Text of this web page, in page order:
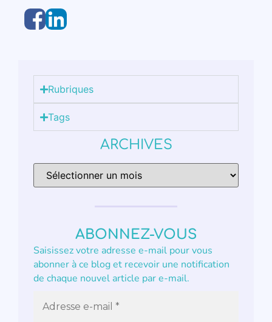
Rubriques
Tags
ARCHIVES
ABONNEZ-VOUS
Saisissez votre adresse e-mail pour vous
abonner à ce blog et recevoir une notification
de chaque nouvel article par e-mail.